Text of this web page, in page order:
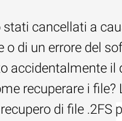
stati cancellati a
o di un errore del
accidentalmente il
recuperare i file?
di file .2FS